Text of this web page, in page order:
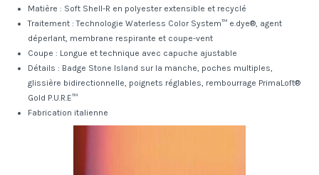
Matière : Soft Shell-R en polyester extensible et recyclé
Traitement : Technologie Waterless Color System™ e.dye®, agent
déperlant, membrane respirante et coupe-vent
Coupe : Longue et technique avec capuche ajustable
Détails : Badge Stone Island sur la manche, poches multiples,
glissière bidirectionnelle, poignets réglables, rembourrage PrimaLoft®
Gold P.U.R.E™
Fabrication italienne